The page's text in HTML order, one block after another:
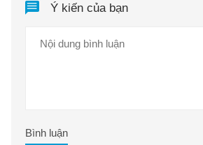
Ý kiến của bạn
Bình luận